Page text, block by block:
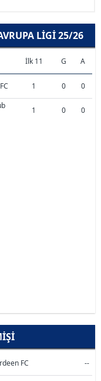
LIGI 25/26
İlk 11 G
A
1 0 0
1 0 0
FC --